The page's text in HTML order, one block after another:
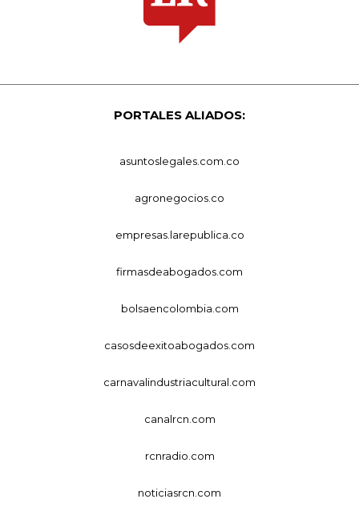
PORTALES ALIADOS:
asuntoslegales.com.co
agronegocios.co
empresas.larepublica.co
firmasdeabogados.com
bolsaencolombia.com
casosdeexitoabogados.com
carnavalindustriacultural.com
canalrcn.com
rcnradio.com
noticiasrcn.com